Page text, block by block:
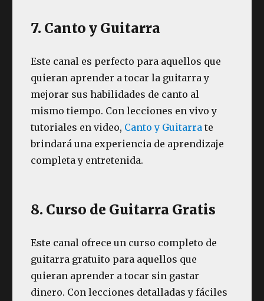
7. Canto y Guitarra
Este canal es perfecto para aquellos que
quieran aprender a tocar la guitarra y
mejorar sus habilidades de canto al
mismo tiempo. Con lecciones en vivo y
tutoriales en video, Canto y Guitarra te
brindará una experiencia de aprendizaje
completa y entretenida.
8. Curso de Guitarra Gratis
Este canal ofrece un curso completo de
guitarra gratuito para aquellos que
quieran aprender a tocar sin gastar
dinero. Con lecciones detalladas y fáciles